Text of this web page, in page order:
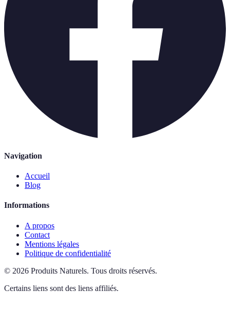
Navigation
Accueil
Blog
Informations
A propos
Contact
Mentions légales
Politique de confidentialité
© 2026 Produits Naturels. Tous droits réservés.
Certains liens sont des liens affiliés.